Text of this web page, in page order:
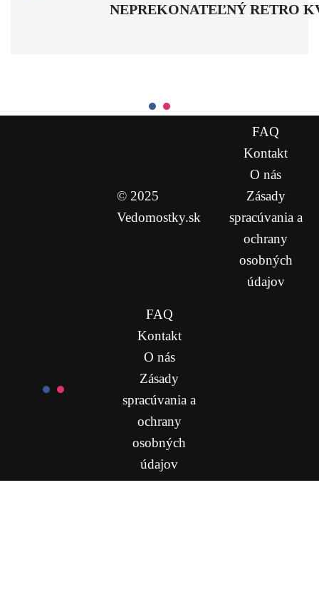
NEPREKONATEĽNÝ RETRO
© 2025
Vedomostky.sk
FAQ
Kontakt
O nás
Zásady
spracúvania a
ochrany
osobných
údajov
FAQ
Kontakt
O nás
Zásady
spracúvania a
ochrany
osobných
údajov